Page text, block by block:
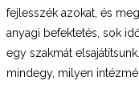
fejlesszék azokat, és
anyagi befektetés, sok
egy szakmát
mindegy, milyen